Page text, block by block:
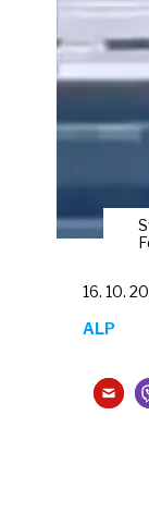
16. 10.
ALP